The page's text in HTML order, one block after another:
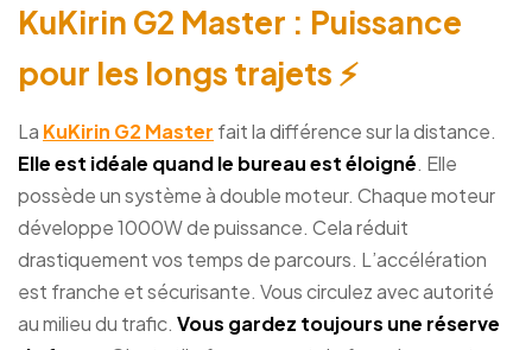
KuKirin G2 Master : Puissance
pour les longs trajets ⚡
La KuKirin G2 Master fait la différence sur la distance.
Elle est idéale quand le bureau est éloigné. Elle
possède un système à double moteur. Chaque moteur
développe 1000W de puissance. Cela réduit
drastiquement vos temps de parcours. L’accélération
est franche et sécurisante. Vous circulez avec autorité
au milieu du trafic. Vous gardez toujours une réserve